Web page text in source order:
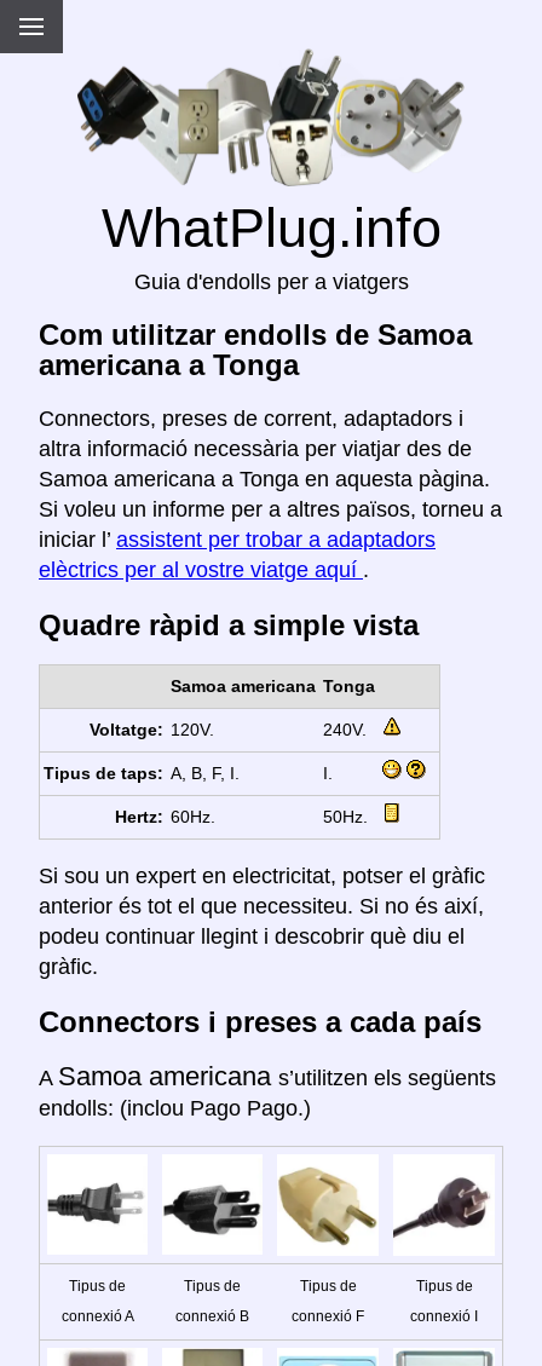
WhatPlug.info
Guia d'endolls per a viatgers
Com utilitzar endolls de Samoa
americana a Tonga
Connectors, preses de corrent, adaptadors i
altra informació necessària per viatjar des de
Samoa americana a Tonga en aquesta pàgina.
Si voleu un informe per a altres països, torneu a
iniciar l’ assistent per trobar a adaptadors
elèctrics per al vostre viatge aquí .
Quadre ràpid a simple vista
Samoa americana Tonga
Voltatge: 120V. 240V.
Tipus de taps: A, B, F, I. I.
Hertz: 60Hz. 50Hz.
Si sou un expert en electricitat, potser el gràfic
anterior és tot el que necessiteu. Si no és així,
podeu continuar llegint i descobrir què diu el
gràfic.
Connectors i preses a cada país
A Samoa americana s’utilitzen els següents
endolls: (inclou Pago Pago.)
Tipus de
connexió A
Tipus de
connexió B
Tipus de
connexió F
Tipus de
connexió I